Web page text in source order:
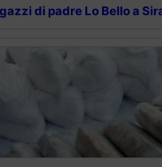
di padre Lo Bello a